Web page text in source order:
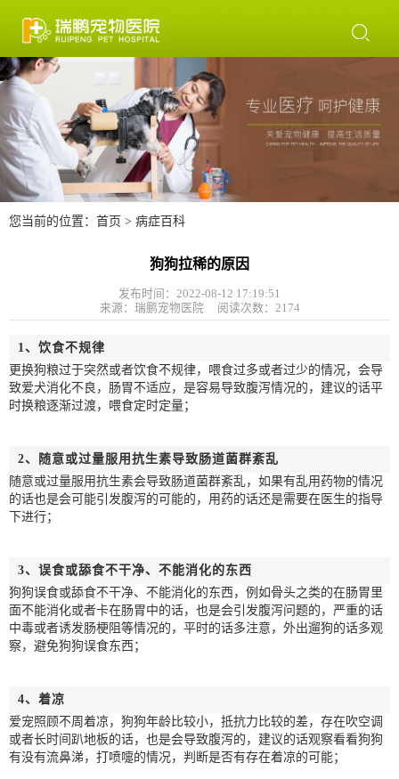

您当前的位置： 首页 > 病症百科
狗狗拉稀的原因
发布时间：2022-08-12 17:19:51
来源：瑞鹏宠物医院 阅读次数：
2174
1、饮食不规律
更换狗粮过于突然或者饮食不规律，喂食过多或者过少的情况，会导
致爱犬消化不良，肠胃不适应，是容易导致腹泻情况的，建议的话平
时换粮逐渐过渡，喂食定时定量；
2、随意或过量服用抗生素导致肠道菌群紊乱
随意或过量服用抗生素会导致肠道菌群紊乱，如果有乱用药物的情况
的话也是会可能引发腹泻的可能的，用药的话还是需要在医生的指导
下进行；
3、误食或舔食不干净、不能消化的东西
狗狗误食或舔食不干净、不能消化的东西，例如骨头之类的在肠胃里
面不能消化或者卡在肠胃中的话，也是会引发腹泻问题的，严重的话
中毒或者诱发肠梗阻等情况的，平时的话多注意，外出遛狗的话多观
察，避免狗狗误食东西；
4、着凉
爱宠照顾不周着凉，狗狗年龄比较小，抵抗力比较的差，存在吹空调
或者长时间趴地板的话，也是会导致腹泻的，建议的话观察看看狗狗
有没有流鼻涕，打喷嚏的情况，判断是否有存在着凉的可能；